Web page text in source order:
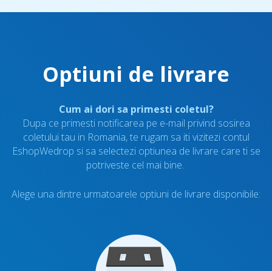
Optiuni de livrare
Cum ai dori sa primesti coletul?
Dupa ce primesti notificarea pe e-mail privind sosirea
coletului tau in Romania, te rugam sa iti vizitezi contul
EshopWedrop si sa selectezi optiunea de livrare care ti se
potriveste cel mai bine.
Alege una dintre urmatoarele optiuni de livrare disponibile: